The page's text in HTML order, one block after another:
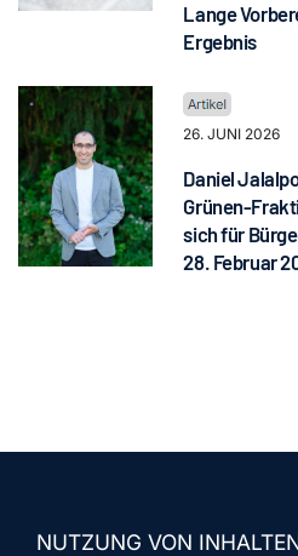
Lange
Ergebnis
26. JUNI 2026
Daniel
Grünen-
sich für
28. Februar
NUTZUNG VON